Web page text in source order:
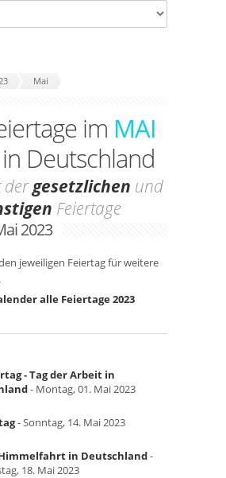
Mai
im MAI
in Deutschland
dergesetzlichen und
Feiertage
2023
jeweiligen Feiertag für weitere
alle Feiertage 2023
- Tag der Arbeit in
- Montag, 01. Mai 2023
- Sonntag, 14. Mai 2023
in Deutschland-
18. Mai 2023